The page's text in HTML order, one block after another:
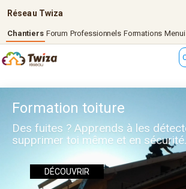
Réseau Twiza
Chantiers Forum Professionnels Formations
Formation toiture
Des fuites ? Apprends à les
supprimer toi même et en sécurité.
DÉCOUVRIR